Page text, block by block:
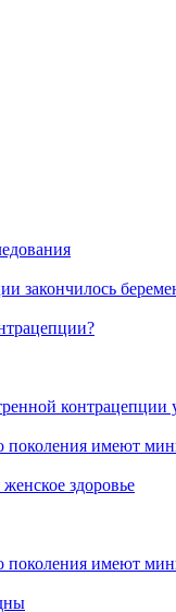
закончилось
контрацепции
поколения имеют
здоровье
поколения имеют